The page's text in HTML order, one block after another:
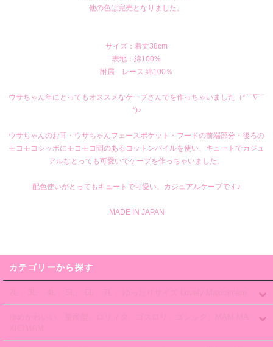
他の色は完売となりました。
サイズ：着丈38cm
表地：綿100%
附属 レース 綿100％
ウサちゃん年にとってもオススメなケープさんでを作っちゃいました（*⌒∇⌒
*)♪
ウサちゃんのお耳・ウサちゃんフェースポケット・フードの前端部分・後ろの
モコモコシッポにモコモコ間のあるコットンパイルを使い、キュートでカジュ
アルなとっても可愛いでケープを作っちゃいました。
配色使いがとってもキュートで可愛い、カジュアルケープです♪
MADE IN JAPAN
カテゴリーから探す